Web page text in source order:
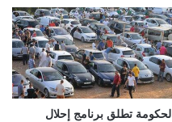
الحكومة تطلق برنامج إحلال